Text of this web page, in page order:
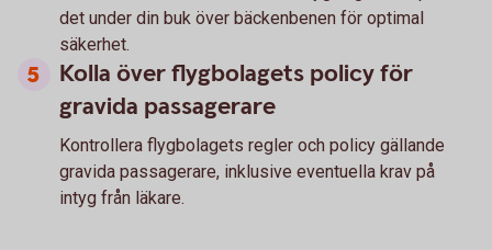
det under din buk över bäckenbenen för optimal
säkerhet.
Kolla över flygbolagets policy för
gravida passagerare
Kontrollera flygbolagets regler och policy gällande
gravida passagerare, inklusive eventuella krav på
intyg från läkare.